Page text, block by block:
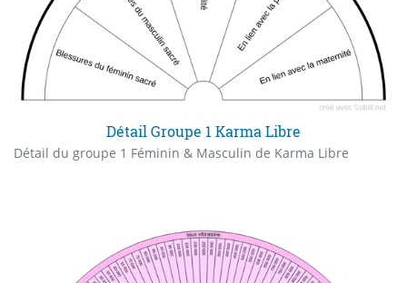
Détail Groupe 1 Karma Libre
Détail du groupe 1 Féminin & Masculin de Karma Libre